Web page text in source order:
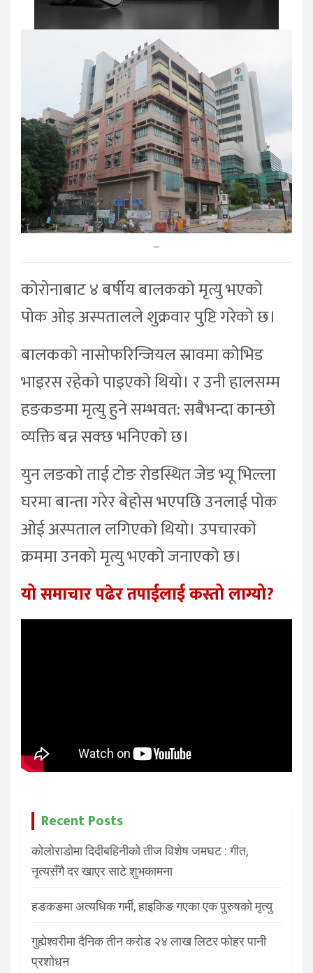
–
कोरोनाबाट ४ बर्षीय बालकको मृत्यु भएको
पोक ओइ अस्पतालले शुक्रवार पुष्टि गरेको छ।
बालकको नासोफरिन्जियल स्रावमा कोभिड
भाइरस रहेको पाइएको थियो। र उनी हालसम्म
हङकङमा मृत्यु हुने सम्भवत: सबैभन्दा कान्छो
व्यक्ति बन्न सक्छ भनिएको छ।
युन लङको ताई टोङ रोडस्थित जेड भ्यू भिल्ला
घरमा बान्ता गरेर बेहोस भएपछि उनलाई पोक
ओई अस्पताल लगिएको थियो। उपचारको
क्रममा उनको मृत्यु भएको जनाएको छ।
यो समाचार पढेर तपाईलाई कस्तो लाग्यो?
Recent Posts
कोलोराडोमा दिदीबहिनीको तीज विशेष जमघट : गीत,
नृत्यसँगै दर खाएर साटे शुभकामना
हङकङमा अत्यधिक गर्मी, हाइकिङ गएका एक पुरुषको मृत्यु
गुह्येश्वरीमा दैनिक तीन करोड २४ लाख लिटर फोहर पानी
प्रशोधन